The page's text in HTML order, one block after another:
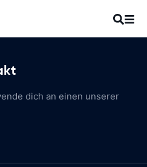
dich an einen unserer